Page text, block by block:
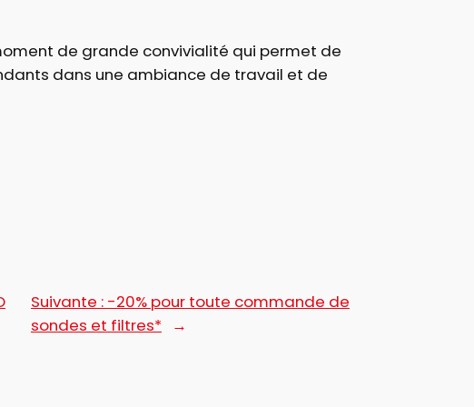
de grande convivialité qui permet de
dans une ambiance de travail et de
Suivante : -20% pour toute commande de
sondes et filtres*
→